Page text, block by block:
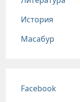
История
Масабур
Соц сети
Facebook